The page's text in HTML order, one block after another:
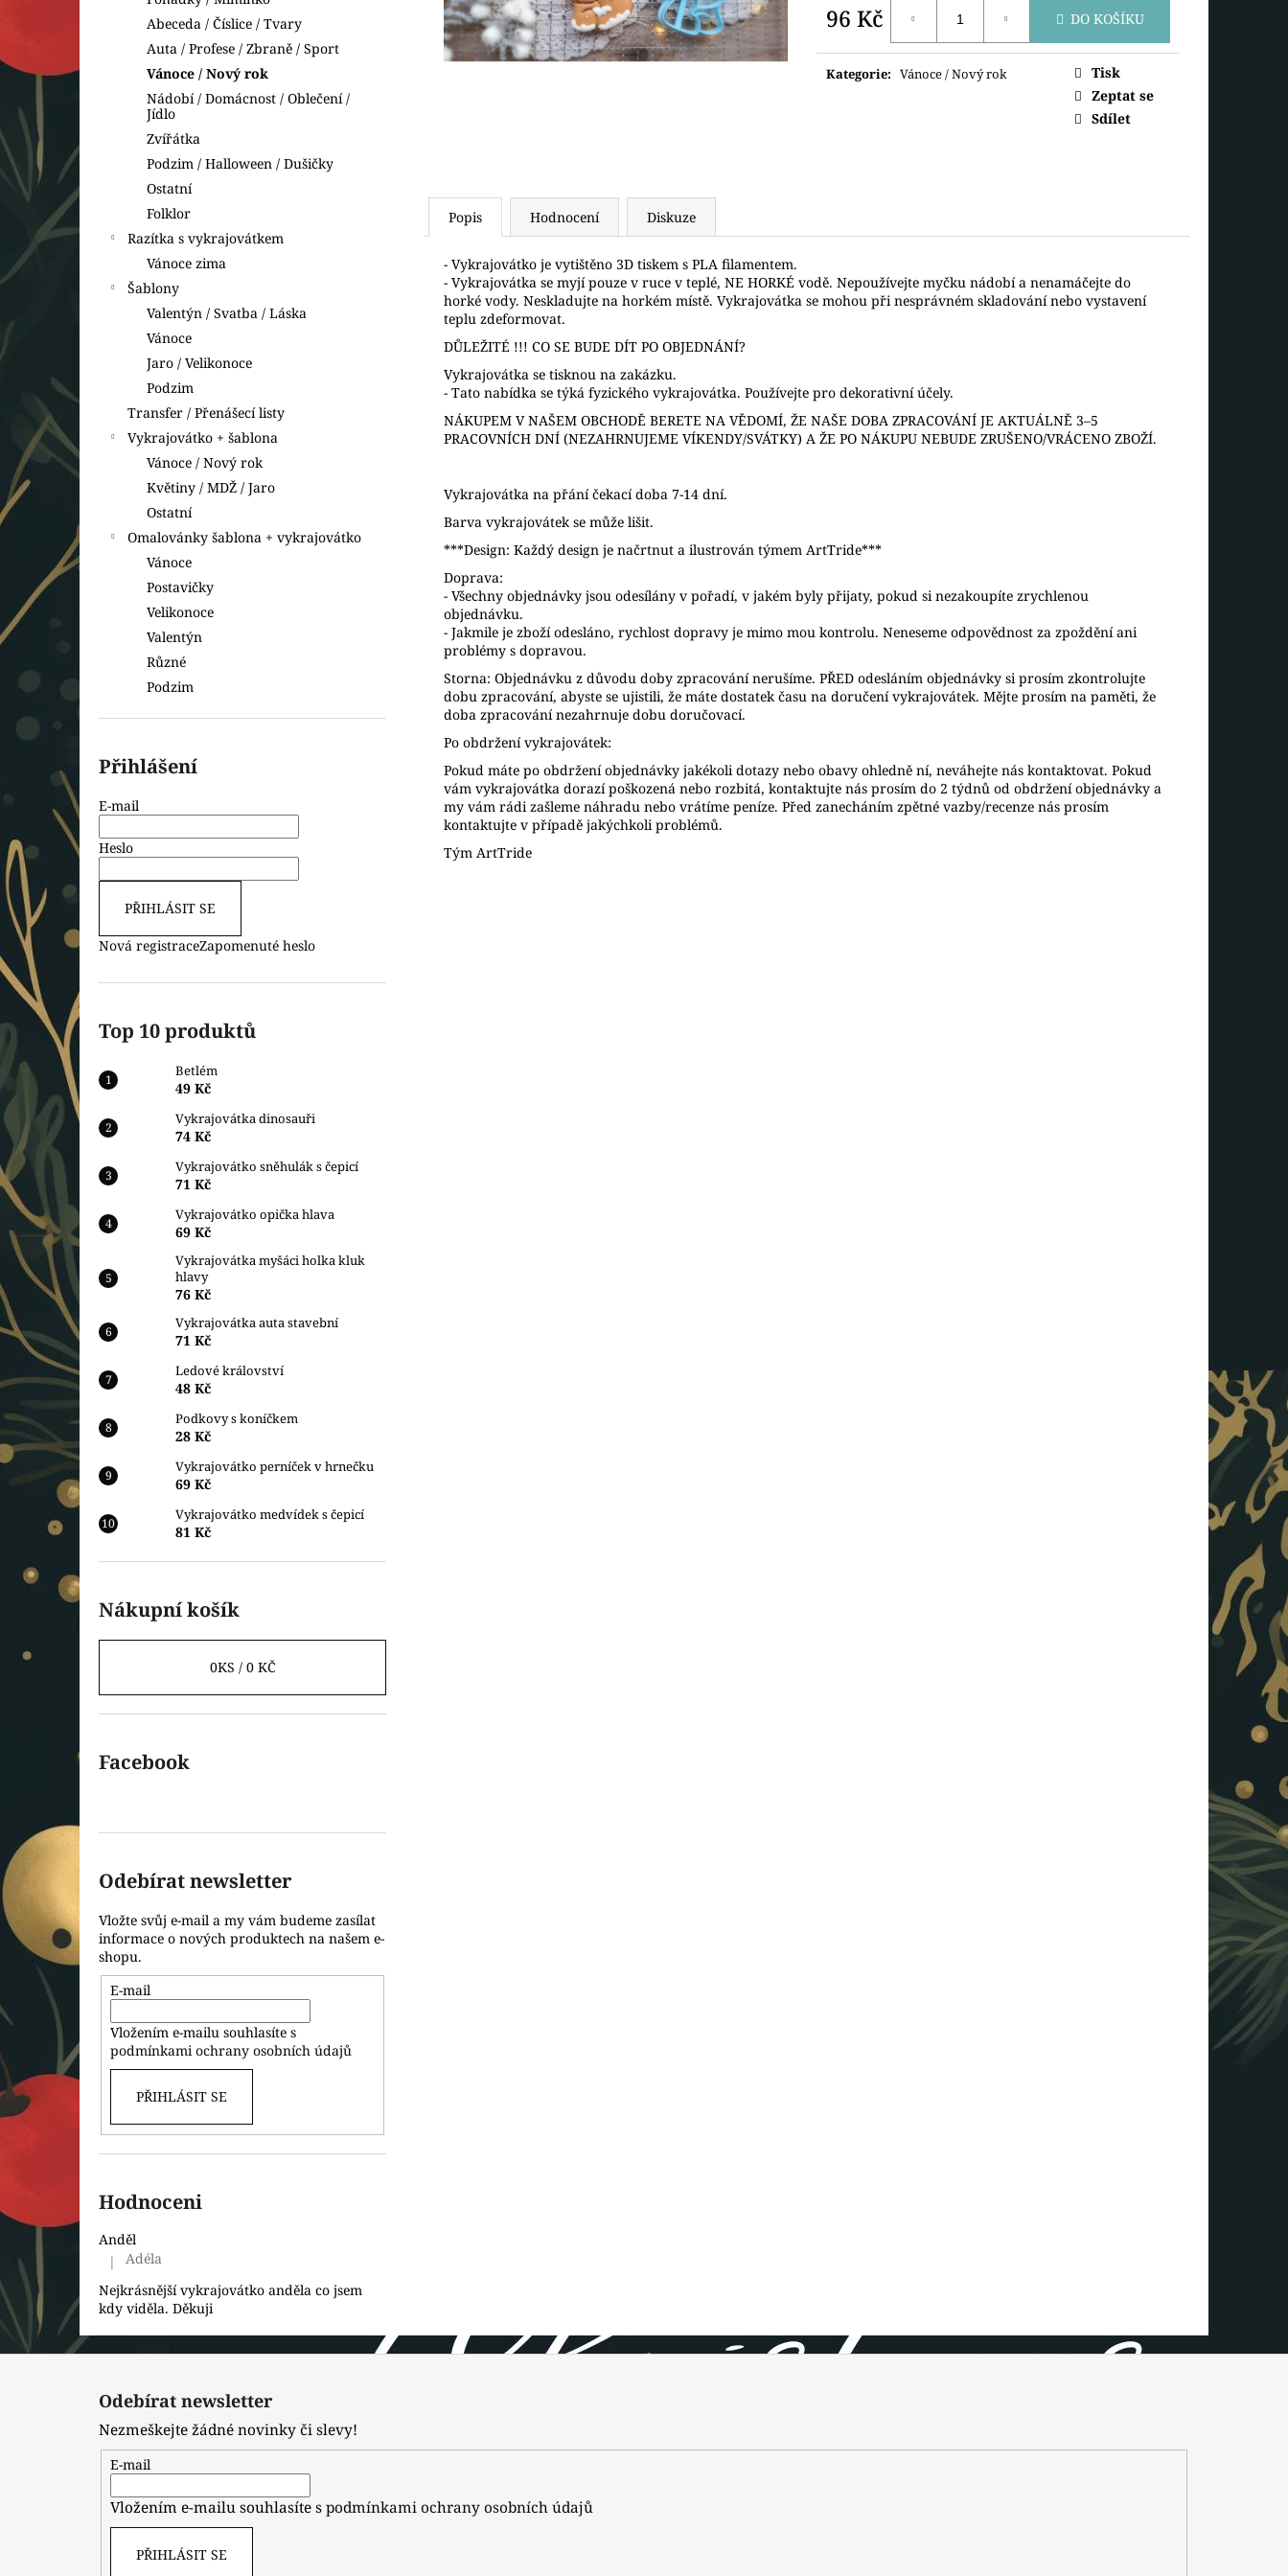
Abeceda / Číslice / Tvary
Auta / Profese / Zbraně / Sport
Vánoce / Nový rok
Nádobí / Domácnost / Oblečení /
Jídlo
Zvířátka
Podzim / Halloween / Dušičky
Ostatní
Folklor
Razítka s vykrajovátkem
Vánoce zima
Šablony
Valentýn / Svatba / Láska
Vánoce
Jaro / Velikonoce
Podzim
Transfer / Přenášecí listy
Vykrajovátko + šablona
Vánoce / Nový rok
Květiny / MDŽ / Jaro
Ostatní
Omalovánky šablona + vykrajovátko
Vánoce
Postavičky
Velikonoce
Valentýn
Různé
Podzim
Přihlášení
E-mail
Heslo
PŘIHLÁSIT SE
Nová registraceZapomenuté heslo
Top 10 produktů
Betlém
49 Kč
Vykrajovátka dinosauři
74 Kč
Vykrajovátko sněhulák s čepicí
71 Kč
Vykrajovátko opička hlava
69 Kč
Vykrajovátka myšáci holka kluk
hlavy
76 Kč
Vykrajovátka auta stavební
71 Kč
Ledové království
48 Kč
Podkovy s koníčkem
28 Kč
Vykrajovátko perníček v hrnečku
69 Kč
Vykrajovátko medvídek s čepicí
81 Kč
Nákupní košík
0KS / 0 KČ
Facebook
Odebírat newsletter
Vložte svůj e-mail a my vám budeme zasílat
informace o nových produktech na našem e-
shopu.
E-mail
Vložením e-mailu souhlasíte s
podmínkami ochrany osobních údajů
PŘIHLÁSIT SE
Hodnoceni
Anděl
Hodnocení produktu je 5 z 5 hvězdiček.
|
Adéla
Nejkrásnější vykrajovátko anděla co jsem
kdy viděla. Děkuji
96 Kč
cena:
DO KOŠÍKU
Kategorie: Vánoce / Nový rok
Tisk
Zeptat se
Sdílet
Popis Hodnocení Diskuze
- Vykrajovátko je vytištěno 3D tiskem s PLA filamentem.
- Vykrajovátka se myjí pouze v ruce v teplé, NE HORKÉ vodě. Nepoužívejte myčku nádobí a nenamáčejte do
horké vody. Neskladujte na horkém místě. Vykrajovátka se mohou při nesprávném skladování nebo vystavení
teplu zdeformovat.
DŮLEŽITÉ !!! CO SE BUDE DÍT PO OBJEDNÁNÍ?
Vykrajovátka se tisknou na zakázku.
- Tato nabídka se týká fyzického vykrajovátka. Používejte pro dekorativní účely.
NÁKUPEM V NAŠEM OBCHODĚ BERETE NA VĚDOMÍ, ŽE NAŠE DOBA ZPRACOVÁNÍ JE AKTUÁLNĚ 3–5
PRACOVNÍCH DNÍ (NEZAHRNUJEME VÍKENDY/SVÁTKY) A ŽE PO NÁKUPU NEBUDE ZRUŠENO/VRÁCENO ZBOŽÍ.
Vykrajovátka na přání čekací doba 7-14 dní.
Barva vykrajovátek se může lišit.
***Design: Každý design je načrtnut a ilustrován týmem ArtTride***
Doprava:
- Všechny objednávky jsou odesílány v pořadí, v jakém byly přijaty, pokud si nezakoupíte zrychlenou
objednávku.
- Jakmile je zboží odesláno, rychlost dopravy je mimo mou kontrolu. Neneseme odpovědnost za zpoždění ani
problémy s dopravou.
Storna: Objednávku z důvodu doby zpracování nerušíme. PŘED odesláním objednávky si prosím zkontrolujte
dobu zpracování, abyste se ujistili, že máte dostatek času na doručení vykrajovátek. Mějte prosím na paměti, že
doba zpracování nezahrnuje dobu doručovací.
Po obdržení vykrajovátek:
Pokud máte po obdržení objednávky jakékoli dotazy nebo obavy ohledně ní, neváhejte nás kontaktovat. Pokud
vám vykrajovátka dorazí poškozená nebo rozbitá, kontaktujte nás prosím do 2 týdnů od obdržení objednávky a
my vám rádi zašleme náhradu nebo vrátíme peníze. Před zanecháním zpětné vazby/recenze nás prosím
kontaktujte v případě jakýchkoli problémů.
Tým ArtTride
BETLÉM
49 Kč
VYKRAJOVÁTKA DINOSAUŘI
74 Kč
VYKRAJOVÁTKO SNĚHULÁK S ČEPICÍ
71 Kč
Odebírat newsletter
Nezmeškejte žádné novinky či slevy!
E-mail
Vložením e-mailu souhlasíte spodmínkami ochrany osobních údajů
PŘIHLÁSIT SE